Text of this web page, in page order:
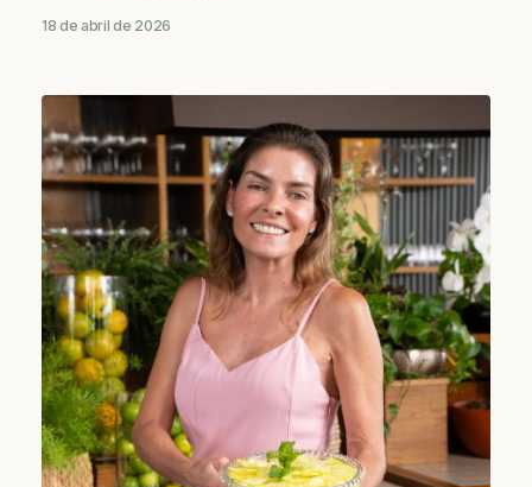
18 de abril de 2026